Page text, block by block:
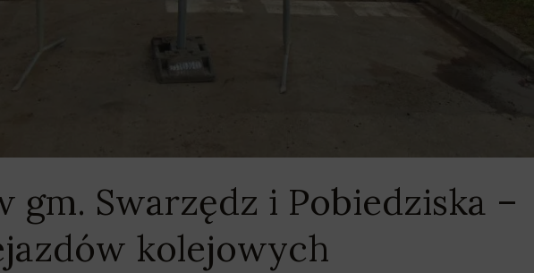
gm. Swarzędz i Pobiedziska –
kolejowych